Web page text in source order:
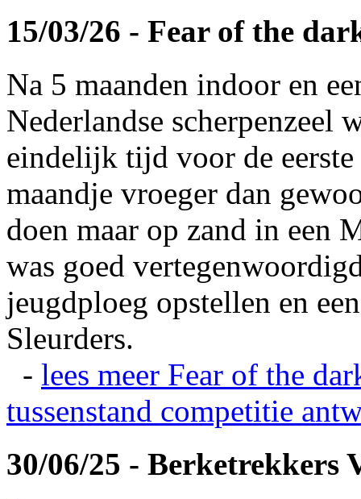
15/03/26 - Fear of the
Na 5 maanden indoor en
Nederlandse scherpenzeel
eindelijk tijd voor de
maandje vroeger dan
doen maar op zand in een
was goed
jeugdploeg opstellen en
Sleurders.
- lees meer Fear of the
tussenstand competitie
30/06/25 - Berketrekkers